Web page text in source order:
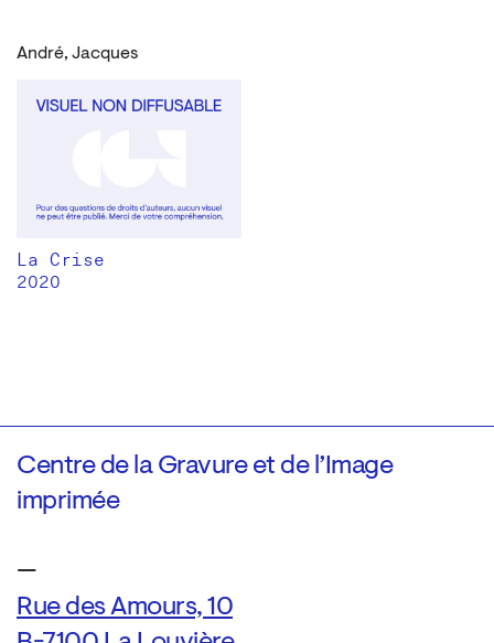
André, Jacques
La Crise
2020
Centre de la Gravure et de l’Image
imprimée
—
Rue des Amours, 10